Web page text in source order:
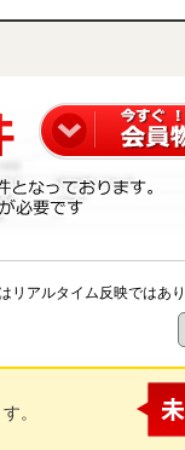
アルタイム反映ではあ
。